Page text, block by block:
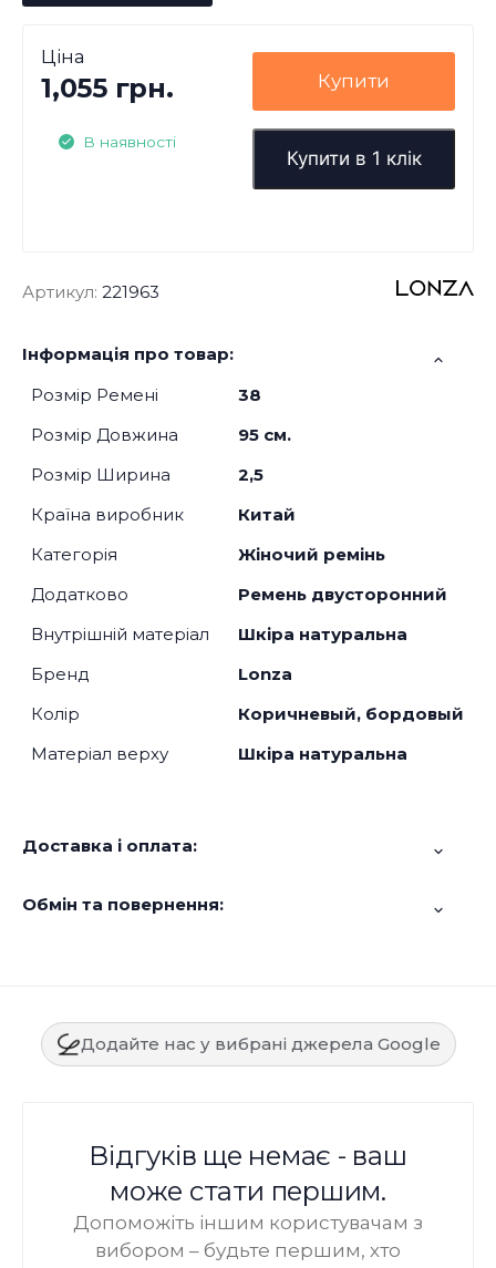
Ціна
1,055 грн.
В наявності
Купити
Купити в 1 клік
Артикул: 221963
Інформація про товар:
Розмір Ремені
38
Розмір Довжина
95 см.
Розмір Ширина
2,5
Країна виробник
Китай
Категорія
Жіночий ремінь
Додатково
Ремень двусторонний
Внутрішній матеріал
Шкіра натуральна
Бренд
Lonza
Колір
Коричневый, бордовый
Матеріал верху
Шкіра натуральна
Доставка і оплата:
Обмін та повернення:
Додайте нас у вибрані джерела Google
Відгуків ще немає - ваш
може стати першим.
Допоможіть іншим користувачам з
вибором – будьте першим, хто